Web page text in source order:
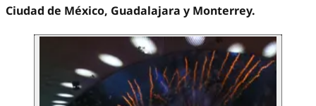
Ciudad de México, Guadalajara y Monterrey.